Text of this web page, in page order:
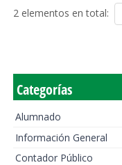
2 elementos en total:
Categorías
Alumnado
Información General
Contador Público